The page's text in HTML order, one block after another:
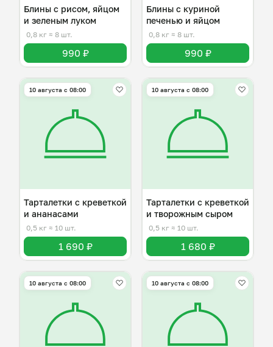
Блины с рисом, яйцом
и зеленым луком
0,8 кг ≈ 8 шт.
990 ₽
Блины с куриной
печенью и яйцом
0,8 кг ≈ 8 шт.
990 ₽
10 августа с 08:00
Тарталетки с креветкой
и ананасами
0,5 кг ≈ 10 шт.
1 690 ₽
10 августа с 08:00
Тарталетки с креветкой
и творожным сыром
0,5 кг ≈ 10 шт.
1 680 ₽
10 августа с 08:00 10 августа с 08:00